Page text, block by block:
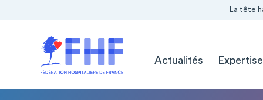
La tête
Actualités